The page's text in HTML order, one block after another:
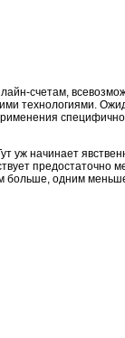
счетам,
технологиями.
начинает
предостаточно
больше, одним